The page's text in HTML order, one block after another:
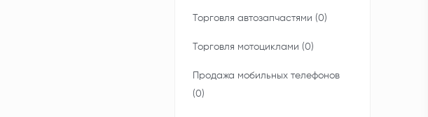
Торговля автозапчастями (0)
Торговля мотоциклами (0)
Продажа мобильных телефонов
(0)